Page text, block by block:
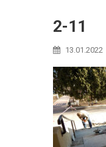
2-11
13.01.2022